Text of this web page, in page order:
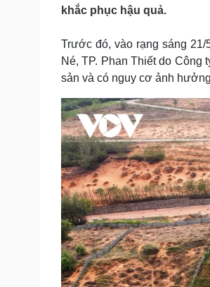
Tin nóng
Sức khỏe
Cây thuốc
Sản phụ khoa
Nhi khoa
Nam khoa
Làm đẹp - giảm cân
Phòng mạch online
Ăn sạch sống khỏe
Cải chính
khắc phục hậu quả.
Trước đó, vào rạng sáng
Né, TP. Phan Thiết do
sản và có nguy cơ ảnh